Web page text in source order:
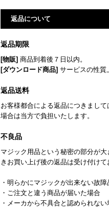
返品について
返品期限
[物販] 商品到着後７日以内。
[ダウンロード商品] サービスの性質
返品送料
お客様都合による返品につきまし
場合は当方で負担いたします。
不良品
マジック用品という秘密の部分が
きお買い上げ後の返品は受け付けて
・明らかにマジックが出来ない故障
・ご注文と違う商品が届いた場合
・メーカから不具合と認められない